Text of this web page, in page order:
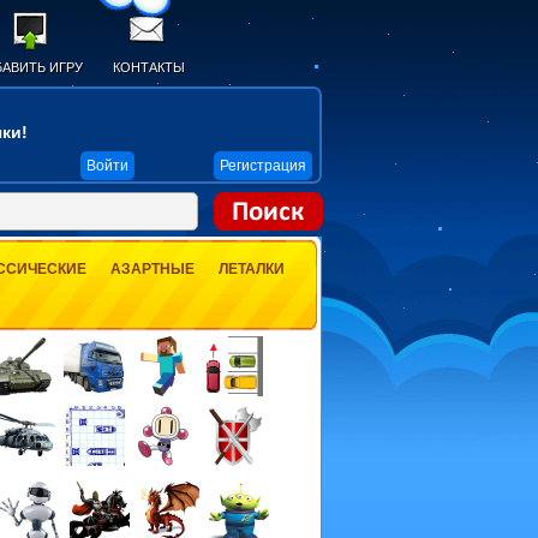
ИГРУ КОНТАКТЫ
Войти Регистрация
АЗАРТНЫЕ ЛЕТАЛКИ